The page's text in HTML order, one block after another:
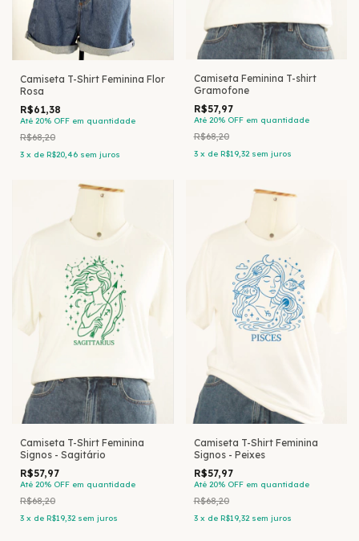
Camiseta T-Shirt Feminina Flor
Rosa
R$61,38
Até 20% OFF em quantidade
R$68,20
3 x de R$20,46 sem juros
Camiseta Feminina T-shirt
Gramofone
R$57,97
Até 20% OFF em quantidade
R$68,20
3 x de R$19,32 sem juros
Camiseta T-Shirt Feminina
Signos - Sagitário
R$57,97
Até 20% OFF em quantidade
R$68,20
3 x de R$19,32 sem juros
Camiseta T-Shirt Feminina
Signos - Peixes
R$57,97
Até 20% OFF em quantidade
R$68,20
3 x de R$19,32 sem juros